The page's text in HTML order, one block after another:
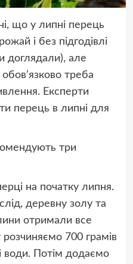
що у липні перець
і без підгодівлі
доглядали), але
треба
Експерти
перець в липні для
три
на початку липня.
деревну золу та
отримали все
700 грамів
води. Потім додаємо